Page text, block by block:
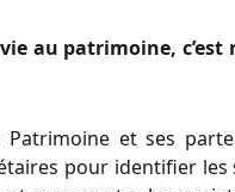
au patrimoine,
Patrimoine et ses
pour identifier les